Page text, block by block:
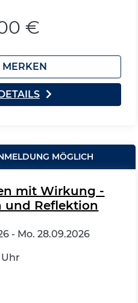
€
MÖGLICH
mit Wirkung -
und Reflektion
- Mo. 28.09.2026
Uhr